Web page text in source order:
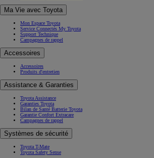
Ma Vie avec Toyota
Mon Espace Toyota
Service Connectés My Toyota
Support Technique
Campagnes de rappel
Accessoires
Accessoires
Produits d'entretien
Assistance & Garanties
Toyota Assistance
Garanties Toyota
Bilan de Santé Batterie Toyota
Garantie Confort Extracare
Campagnes de rappel
Systèmes de sécurité
Toyota T-Mate
Toyota Safety Sense